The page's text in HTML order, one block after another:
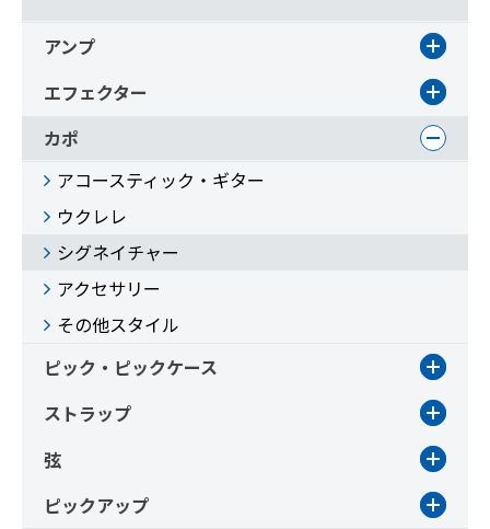
アンプ
エフェクター
カポ
アコースティック・ギター
ウクレレ
シグネイチャー
アクセサリー
その他スタイル
ピック・ピックケース
ストラップ
弦
ピックアップ